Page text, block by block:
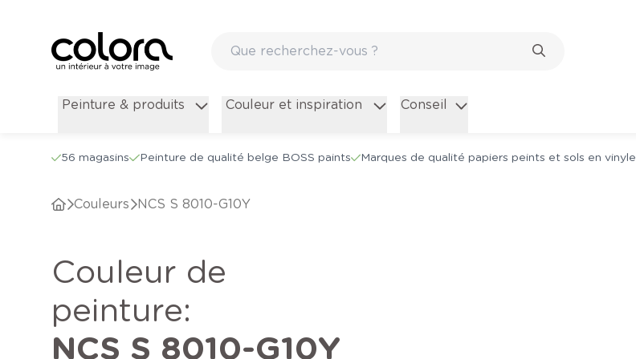
Peinture & produits Couleur et inspiration Conseil
56 magasins Peinture de qualité belge BOSS paints Marques de qualité papiers peints et sols en vinyle
Couleurs NCS S 8010-G10Y
Couleur de
peinture:
NCS S 8010-G10Y